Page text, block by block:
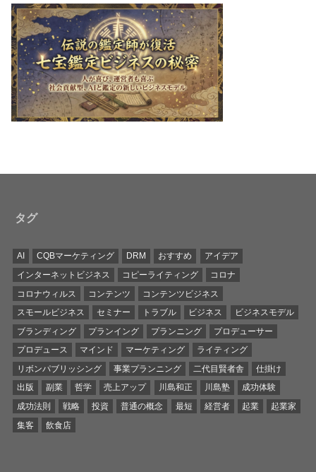
タグ
AI CQBマーケティング DRM おすすめ
アイデア
インターネットビジネス
コピーライティング
コロナ
コロナウィルス
コンテンツ
コンテンツビジネス
スモールビジネス
セミナー トラブル ビジネス
ビジネスモデル
ブランディング
プランイング プランニング
プロデューサー
プロデュース
マインド マーケティング
ライティング
リボンパブリッシング
事業プランニング 二代目賢者舎
仕掛け
出版
副業 哲学 売上アップ 川島和正 川島塾
成功体験
成功法則
戦略 投資 普通の概念 最短 経営者 起業
起業家
集客
飲食店